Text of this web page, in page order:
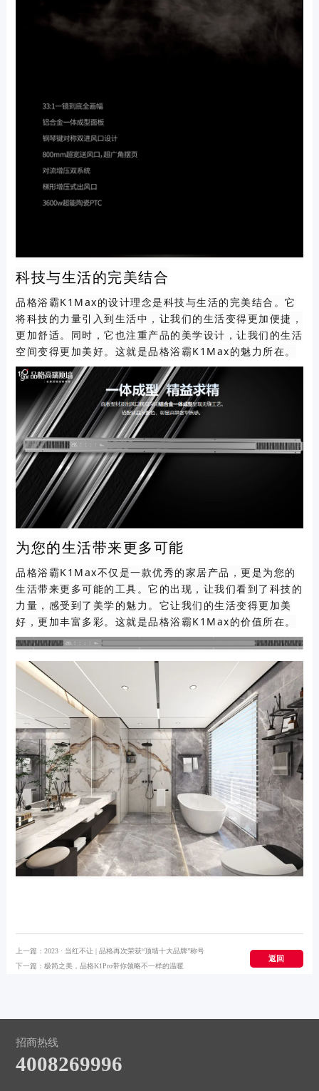
科技与生活的完美结合
品格浴霸K1Max的设计理念是科技与生活的完美结合。它
将科技的力量引入到生活中，让我们的生活变得更加便捷，
更加舒适。同时，它也注重产品的美学设计，让我们的生活
空间变得更加美好。这就是品格浴霸K1Max的魅力所在。
为您的生活带来更多可能
品格浴霸K1Max不仅是一款优秀的家居产品，更是为您的
生活带来更多可能的工具。它的出现，让我们看到了科技的
力量，感受到了美学的魅力。它让我们的生活变得更加美
好，更加丰富多彩。这就是品格浴霸K1Max的价值所在。
上一篇：2023 · 当红不让 | 品格再次荣获“顶墙十大品牌”称号
下一篇：极简之美，品格K1Pro带你领略不一样的温暖
返回
招商热线
4008269996